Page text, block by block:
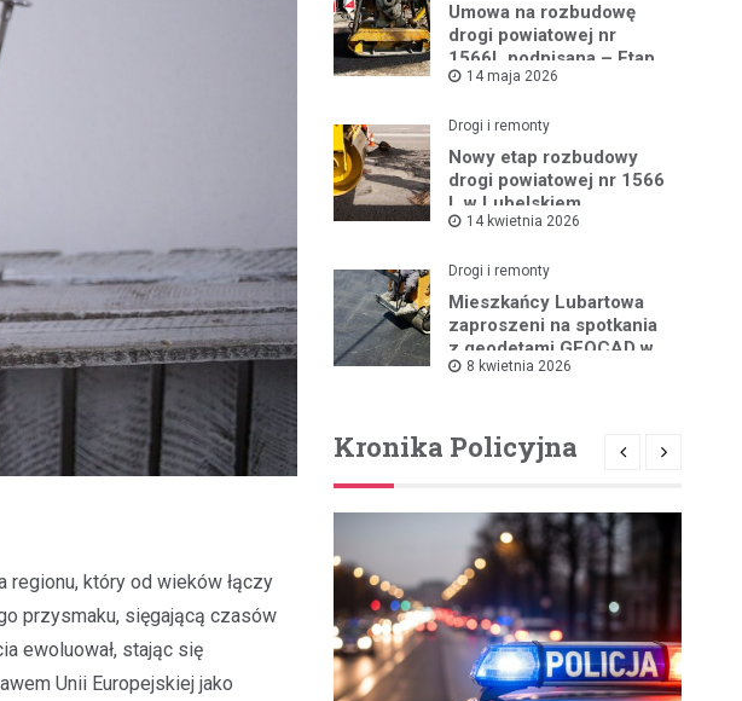
który od wieków łączy
przysmaku, sięgającą czasów
ewoluował, stając się
Unii Europejskiej jako
Umowa na rozbudowę
drogi powiatowej nr
1566L podpisana – Etap
III w toku
14 maja 2026
Drogi i remonty
Nowy etap rozbudowy
drogi powiatowej nr 1566
L w Lubelskiem
14 kwietnia 2026
Drogi i remonty
Mieszkańcy Lubartowa
zaproszeni na spotkania
z geodetami GEOCAD w
sprawie budowy S19
8 kwietnia 2026
Kronika Policyjna